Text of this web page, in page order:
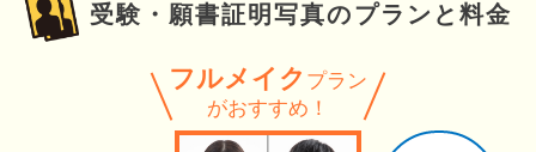
受験・願書証明写真のプランと料金
フルメイク プラン
がおすすめ！